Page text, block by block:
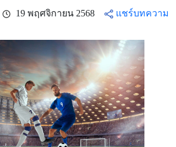
19 พฤศจิกายน 2568
แชร์บทความ